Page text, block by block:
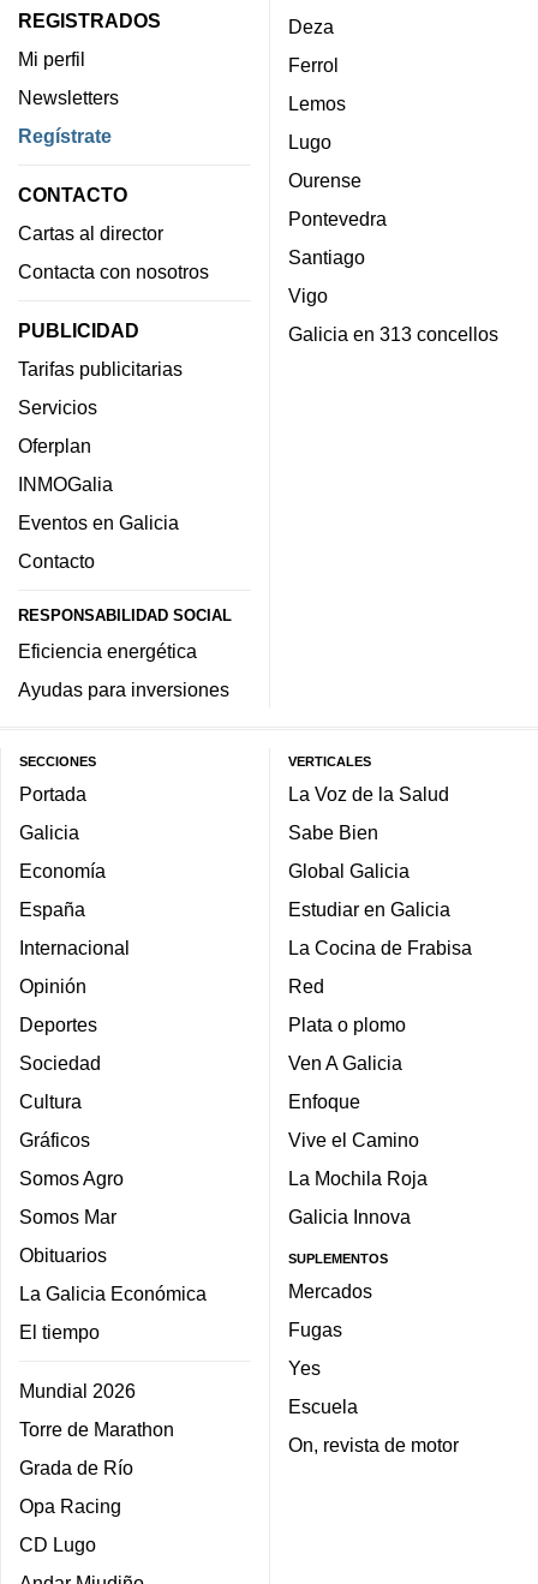
REGISTRADOS
Mi perfil
Newsletters
Regístrate
CONTACTO
Cartas al director
Contacta con nosotros
PUBLICIDAD
Tarifas publicitarias
Servicios
Oferplan
INMOGalia
Eventos en Galicia
Contacto
RESPONSABILIDAD SOCIAL
Eficiencia energética
Ayudas para inversiones
Deza
Ferrol
Lemos
Lugo
Ourense
Pontevedra
Santiago
Vigo
Galicia en 313 concellos
SECCIONES
Portada
Galicia
Economía
España
Internacional
Opinión
Deportes
Sociedad
Cultura
Gráficos
Somos Agro
Somos Mar
Obituarios
La Galicia Económica
El tiempo
Mundial 2026
Torre de Marathon
Grada de Río
Opa Racing
CD Lugo
VERTICALES
La Voz de la Salud
Sabe Bien
Global Galicia
Estudiar en Galicia
La Cocina de Frabisa
Red
Plata o plomo
Ven A Galicia
Enfoque
Vive el Camino
La Mochila Roja
Galicia Innova
SUPLEMENTOS
Mercados
Fugas
Yes
Escuela
On, revista de motor